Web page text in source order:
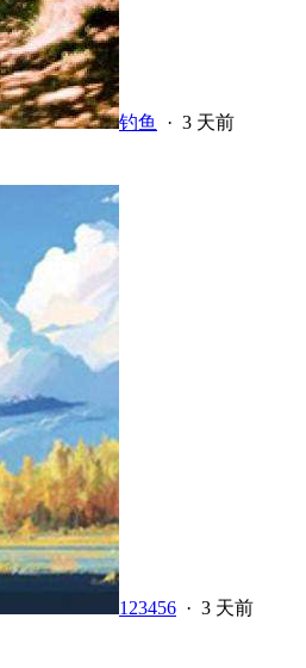
钓鱼 · 3 天前
123456 · 3 天前